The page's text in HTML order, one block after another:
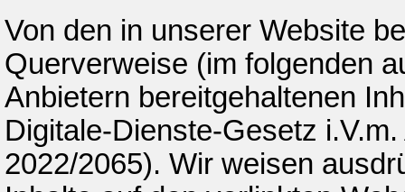
Von den in unserer Website
Querverweise (im folgenden
Anbietern bereitgehaltenen
Digitale-Dienste-Gesetz
2022/2065). Wir weisen